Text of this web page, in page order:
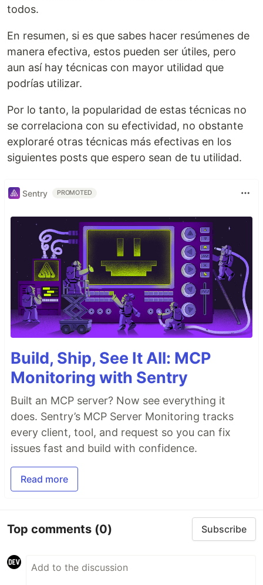
todos.
En resumen, si es que sabes hacer resúmenes de
manera efectiva, estos pueden ser útiles, pero
aun así hay técnicas con mayor utilidad que
podrías utilizar.
Por lo tanto, la popularidad de estas técnicas no
se correlaciona con su efectividad, no obstante
exploraré otras técnicas más efectivas en los
siguientes posts que espero sean de tu utilidad.
Sentry PROMOTED
Build, Ship, See It All: MCP
Monitoring with Sentry
Built an MCP server? Now see everything it
does. Sentry’s MCP Server Monitoring tracks
every client, tool, and request so you can fix
issues fast and build with confidence.
Read more
Top comments (0) Subscribe